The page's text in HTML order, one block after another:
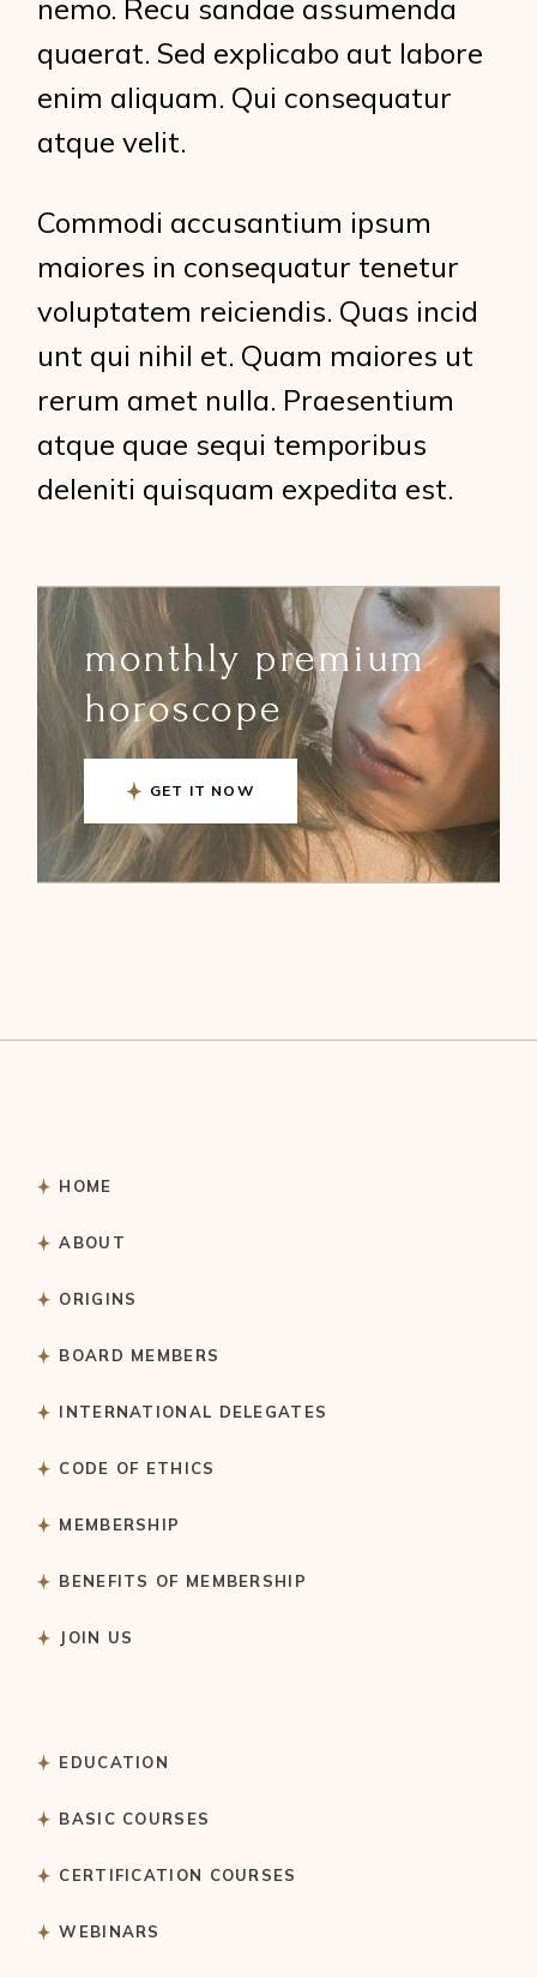
nemo. Recu sandae assumenda
quaerat. Sed explicabo aut labore
enim aliquam. Qui consequatur
atque velit.
Commodi accusantium ipsum
maiores in consequatur tenetur
voluptatem reiciendis. Quas incid
unt qui nihil et. Quam maiores ut
rerum amet nulla. Praesentium
atque quae sequi temporibus
deleniti quisquam expedita est.
monthly premium
horoscope
GET IT NOW
HOME
ABOUT
ORIGINS
BOARD MEMBERS
INTERNATIONAL DELEGATES
CODE OF ETHICS
MEMBERSHIP
BENEFITS OF MEMBERSHIP
JOIN US
EDUCATION
BASIC COURSES
CERTIFICATION COURSES
WEBINARS